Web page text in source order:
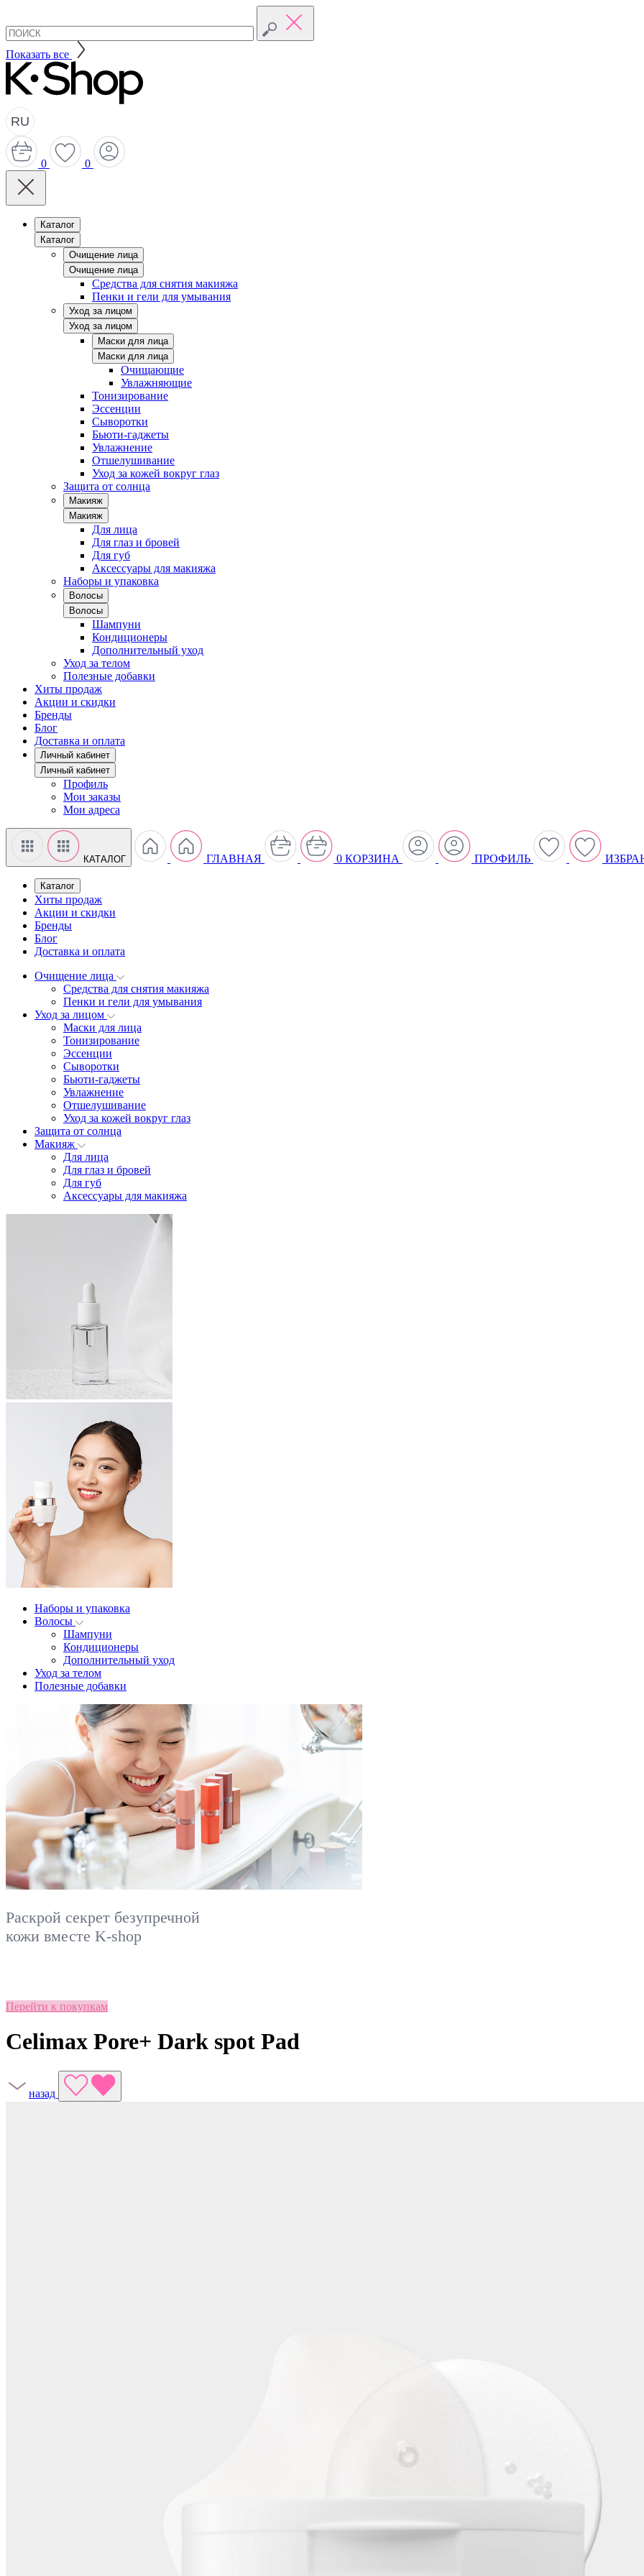
Показать все
RU
0 0
Каталог
Каталог
Очищение лица
Очищение лица
Средства для снятия макияжа
Пенки и гели для умывания
Уход за лицом
Уход за лицом
Маски для лица
Маски для лица
Очищающие
Увлажняющие
Тонизирование
Эссенции
Сыворотки
Бьюти-гаджеты
Увлажнение
Отшелушивание
Уход за кожей вокруг глаз
Защита от солнца
Макияж
Макияж
Для лица
Для глаз и бровей
Для губ
Аксессуары для макияжа
Наборы и упаковка
Волосы
Волосы
Шампуни
Кондиционеры
Дополнительный уход
Уход за телом
Полезные добавки
Хиты продаж
Акции и скидки
Бренды
Блог
Доставка и оплата
Личный кабинет
Личный кабинет
Профиль
Мои заказы
Мои адреса
КАТАЛОГ ГЛАВНАЯ 0 КОРЗИНА ПРОФИЛЬ
Каталог
Хиты продаж
Акции и скидки
Бренды
Блог
Доставка и оплата
Очищение лица
Средства для снятия макияжа
Пенки и гели для умывания
Уход за лицом
Маски для лица
Тонизирование
Эссенции
Сыворотки
Бьюти-гаджеты
Увлажнение
Отшелушивание
Уход за кожей вокруг глаз
Защита от солнца
Макияж
Для лица
Для глаз и бровей
Для губ
Аксессуары для макияжа
Наборы и упаковка
Волосы
Шампуни
Кондиционеры
Дополнительный уход
Уход за телом
Полезные добавки
Раскрой секрет безупречной
кожи вместе K-shop
Перейти к покупкам
Celimax Pore+ Dark spot Pad
назад